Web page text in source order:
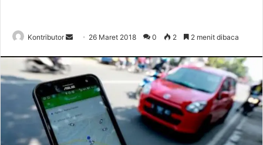
Kontributor
d
a
n
e
26 Maret 2018 0 2 2 menit dibaca